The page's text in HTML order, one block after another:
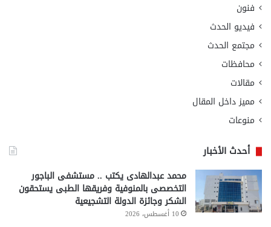
فنون
فيديو الحدث
مجتمع الحدث
محافظات
مقالات
مميز داخل المقال
منوعات
أحدث الأخبار
محمد عبدالهادى يكتب .. مستشفى الباجور
التخصصى بالمنوفية وفريقها الطبى يستحقون
الشكر وجائزة الدولة التشجيعية
10 أغسطس، 2026